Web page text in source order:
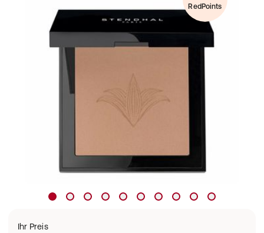
RedPoints
Ihr Preis